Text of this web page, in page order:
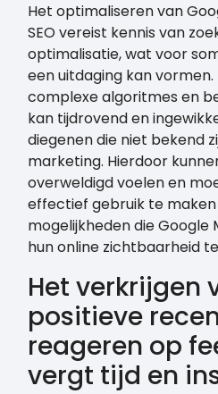
Het optimaliseren van
SEO vereist kennis van
optimalisatie, wat voor
een uitdaging kan
complexe algoritmes en
kan tijdrovend en
diegenen die niet bekend
marketing. Hierdoor
overweldigd voelen en
effectief gebruik te
mogelijkheden die Google
hun online zichtbaarheid
Het verkrijgen
positieve
reageren op
vergt tijd en